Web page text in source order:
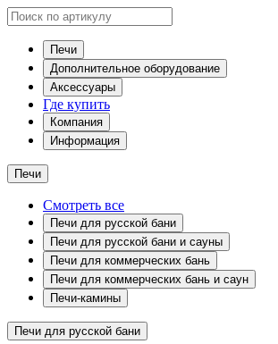
Печи
Дополнительное оборудование
Аксессуары
Где купить
Компания
Информация
Печи
Смотреть все
Печи для русской бани
Печи для русской бани и сауны
Печи для коммерческих бань
Печи для коммерческих бань и саун
Печи-камины
Печи для русской бани